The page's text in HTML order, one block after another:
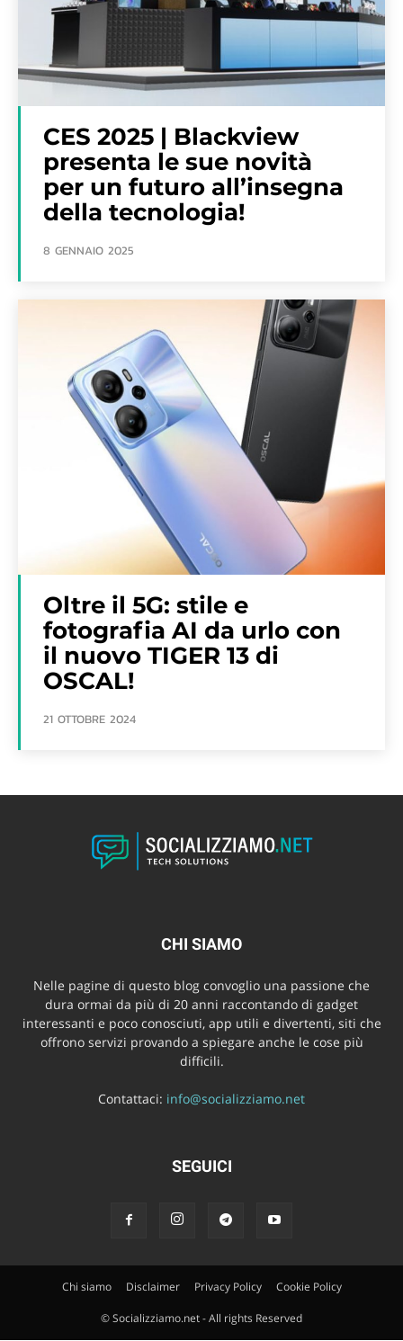
CES 2025 | Blackview
presenta le sue novità
per un futuro all’insegna
della tecnologia!
8 GENNAIO 2025
Oltre il 5G: stile e
fotografia AI da urlo con
il nuovo TIGER 13 di
OSCAL!
21 OTTOBRE 2024
CHI SIAMO
Nelle pagine di questo blog convoglio una passione che
dura ormai da più di 20 anni raccontando di gadget
interessanti e poco conosciuti, app utili e divertenti, siti che
offrono servizi provando a spiegare anche le cose più
difficili.
Contattaci: info@socializziamo.net
SEGUICI
Chi siamo Disclaimer Privacy Policy Cookie Policy
© Socializziamo.net - All rights Reserved